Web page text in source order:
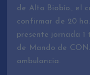
de Alto Biobío., el
confirmar de 20
presente jornada 1
de Mando de
ambulancia.